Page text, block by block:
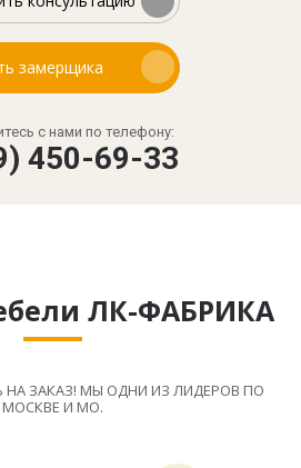
замерщика
с нами по телефону:
450-69-33
ЛК-ФАБРИКА
НА ЗАКАЗ! МЫ ОДНИ ИЗ ЛИДЕРОВ ПО
МОСКВЕ И МО.